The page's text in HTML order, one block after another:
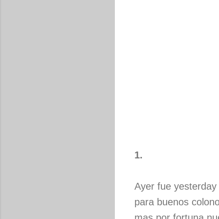
1.
Ayer fue yesterday
para buenos